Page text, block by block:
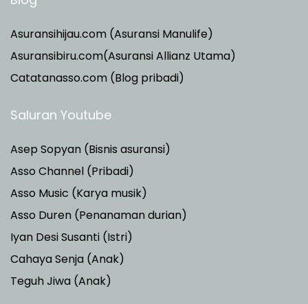
Asuransihijau.com (Asuransi Manulife)
Asuransibiru.com(Asuransi Allianz Utama)
Catatanasso.com (Blog pribadi)
Saluran Youtube
Asep Sopyan (Bisnis asuransi)
Asso Channel (Pribadi)
Asso Music (Karya musik)
Asso Duren (Penanaman durian)
Iyan Desi Susanti (Istri)
Cahaya Senja (Anak)
Teguh Jiwa (Anak)